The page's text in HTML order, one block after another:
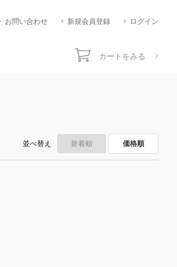
お問い合わせ 新規会員登録 ログイン
カートをみる
並べ替え 新着順 価格順